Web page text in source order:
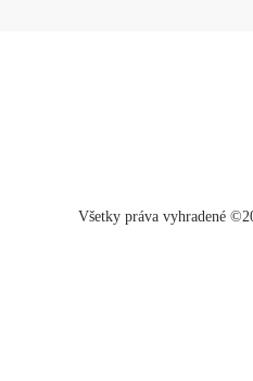
Všetky práva vyhradené